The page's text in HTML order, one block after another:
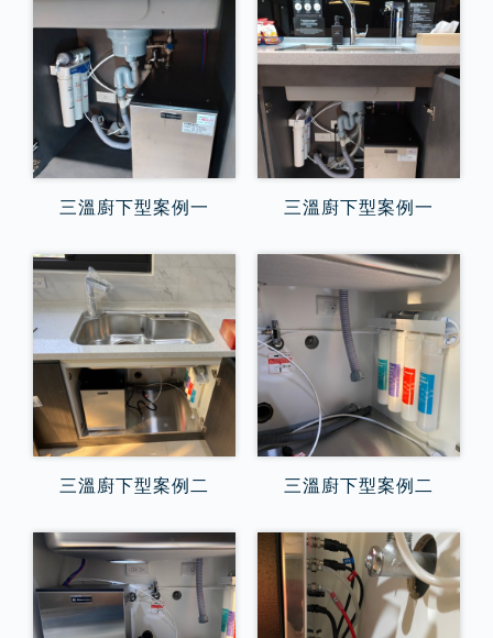
三溫廚下型案例一 三溫廚下型案例一
三溫廚下型案例二 三溫廚下型案例二